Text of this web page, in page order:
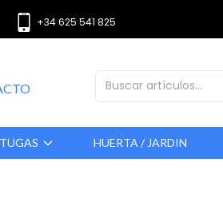
+34 625 541 825
HUERTA / JARDIN